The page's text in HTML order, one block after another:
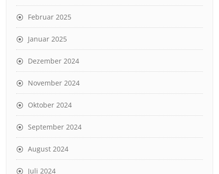
Februar 2025
Januar 2025
Dezember 2024
November 2024
Oktober 2024
September 2024
August 2024
Juli 2024